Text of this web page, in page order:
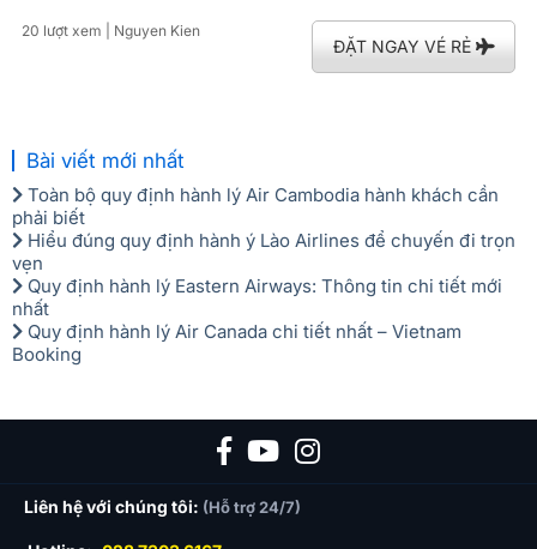
20 lượt xem | Nguyen Kien
ĐẶT NGAY VÉ RẺ
Bài viết mới nhất
Toàn bộ quy định hành lý Air Cambodia hành khách cần
phải biết
Hiểu đúng quy định hành ý Lào Airlines để chuyến đi trọn
vẹn
Quy định hành lý Eastern Airways: Thông tin chi tiết mới
nhất
Quy định hành lý Air Canada chi tiết nhất – Vietnam
Booking
Liên hệ với chúng tôi: (Hỗ trợ 24/7)